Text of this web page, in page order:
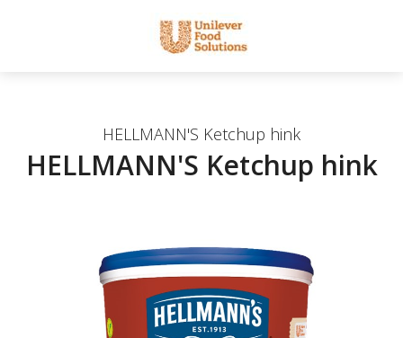
HELLMANN'S Ketchup hink
HELLMANN'S Ketchup hink